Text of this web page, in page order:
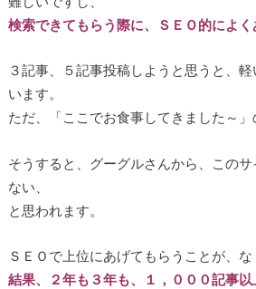
検索できてもらう際に、ＳＥＯ的によく
３記事、５記事投稿しようと思うと、
います。
ただ、「ここでお食事してきました～」
そうすると、グーグルさんから、この
ない、
と思われます。
ＳＥＯで上位にあげてもらうことが、な
結果、２年も３年も、１，０００記事